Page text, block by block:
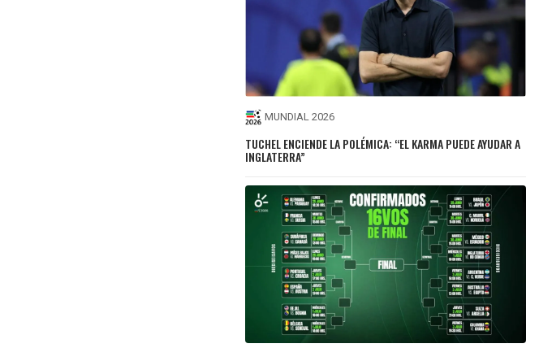
MUNDIAL 2026
TUCHEL ENCIENDE LA POLÉMICA: “EL KARMA PUEDE AYUDAR A
INGLATERRA”